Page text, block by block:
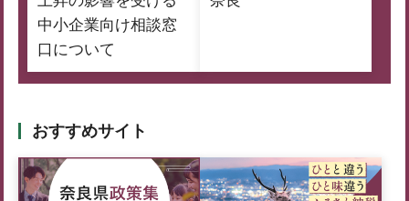
中小企業向け相談窓
口について
おすすめサイト